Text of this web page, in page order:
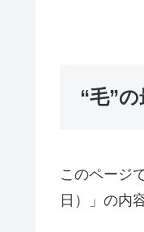
“毛”
このページ
日）」の内